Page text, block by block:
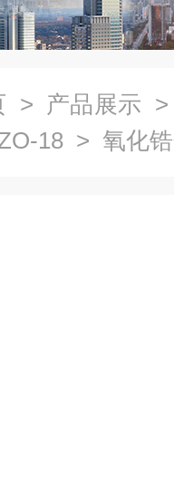
> 产品展示
18 > 氧化